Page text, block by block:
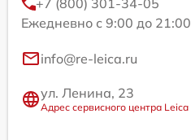
+7 (800) 301-34-05
Ежедневно с 9:00 до 21:00
info@re-leica.ru
ул. Ленина, 23
Адрес сервисного центра Leica